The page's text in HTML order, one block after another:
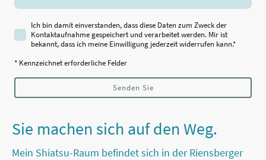
Ich bin damit einverstanden, dass diese Daten zum Zweck der
Kontaktaufnahme gespeichert und verarbeitet werden. Mir ist
bekannt, dass ich meine Einwilligung jederzeit widerrufen kann.*
* Kennzeichnet erforderliche Felder
Senden Sie
Sie machen sich auf den Weg.
Mein Shiatsu-Raum befindet sich in der Riensberger